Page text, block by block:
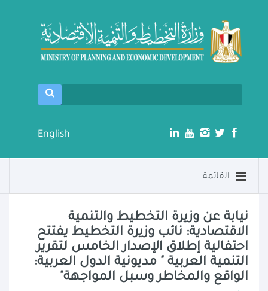
English
القائمة
نيابة عن وزيرة التخطيط والتنمية
الاقتصادية: نائب وزيرة التخطيط يفتتح
احتفالية إطلاق الإصدار الخامس لتقرير
التنمية العربية " مديونية الدول العربية:
الواقع والمخاطر وسبل المواجهة"